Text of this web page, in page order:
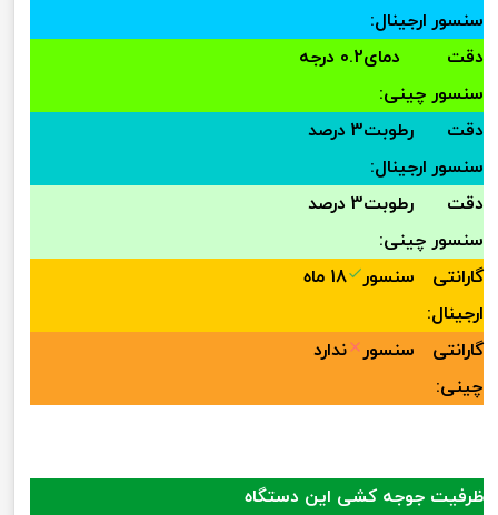
سنسور ارجینال:
دقت دمای
سنسور چینی:
0.2 درجه
دقت رطوبت
سنسور ارجینال:
3 درصد
دقت رطوبت
سنسور چینی:
3 درصد
گارانتی سنسور
ارجینال:
18 ماه
گارانتی سنسور
چینی:
ندارد
ظرفیت جوجه کشی این دستگاه